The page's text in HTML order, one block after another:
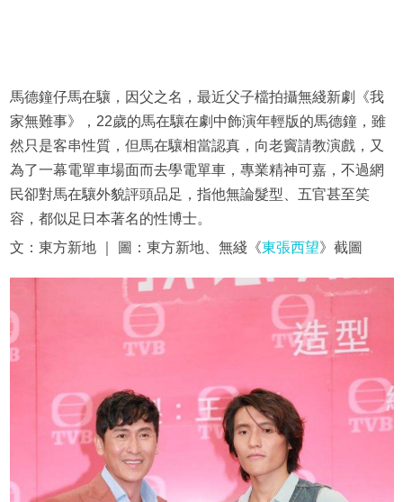
馬德鐘仔馬在驤，因父之名，最近父子檔拍攝無綫新劇《我
家無難事》，22歲的馬在驤在劇中飾演年輕版的馬德鐘，雖
然只是客串性質，但馬在驤相當認真，向老竇請教演戲，又
為了一幕電單車場面而去學電單車，專業精神可嘉，不過網
民卻對馬在驤外貌評頭品足，指他無論髮型、五官甚至笑
容，都似足日本著名的性博士。
文：東方新地 ｜ 圖：東方新地、無綫《東張西望》截圖